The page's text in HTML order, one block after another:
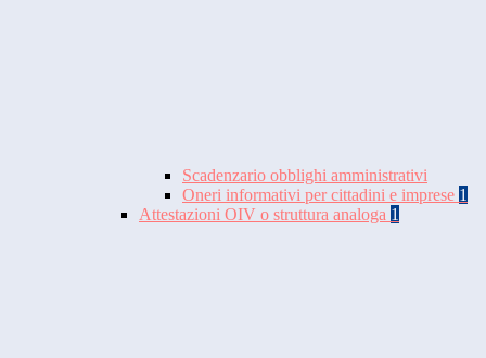
Scadenzario obblighi amministrativi
Oneri informativi per cittadini e imprese 1
Attestazioni OIV o struttura analoga 1